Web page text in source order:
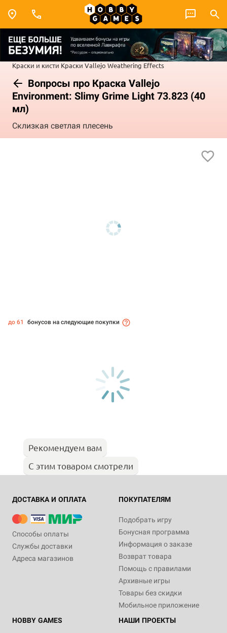
Краски и кисти Краски Vallejo Weathering Effects
Вопросы про Краска Vallejo
Environment: Slimy Grime Light 73.823 (40
мл)
Склизкая светлая плесень
до 61 бонусов на следующие покупки
Рекомендуем вам
С этим товаром смотрели
ДОСТАВКА И ОПЛАТА
Способы оплаты
Службы доставки
Адреса магазинов
ПОКУПАТЕЛЯМ
Подобрать игру
Бонусная программа
Информация о заказе
Возврат товара
Помощь с правилами
Архивные игры
Товары без скидки
Мобильное приложение
HOBBY GAMES
НАШИ ПРОЕКТЫ